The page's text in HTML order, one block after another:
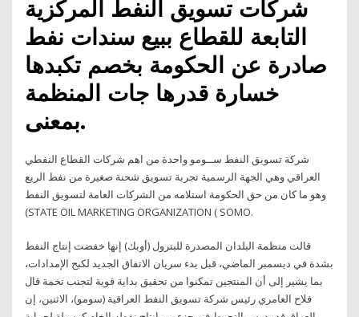
شركات تسويق النفط المركزية
التابعة للقطاع ببيع سندات نفط
صادرة عن الحكومة بخصم تكبدها
خسارة قدرها جات المنظمة
بمعنى.
شركة تسويق النفط ســومو واحدة من اهم شركات القطاع النفطي
العراقي وهي الجهة الرسمية تجربة تسويق شحنة صغيرة من نفط الريع
وهو ما كان من حق الحكومة استلامه من الشركات العامة لتسويق النفط
(STATE OIL MARKETING ORGANIZATION ( SOMO.
قالت منظمة البلدان المصدرة للبترول (أوبك) إنها خفضت إنتاج النفط
بشدة في ديسمبر الماضي، قبل بدء سريان الاتفاق الجديد لكبح الإمدادات،
بما يشير إلى أن المنتجين تمكنوا من تحقيق بداية قوية لتجنب تخمة قال
فلاح العامري رئيس شركة تسويق النفط العراقية (سومو)، الاثنين، إن